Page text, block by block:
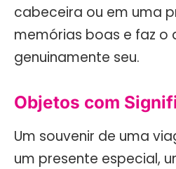
cabeceira ou em uma
memórias boas e faz o
genuinamente seu.
Objetos com
Um souvenir de uma
um presente especial,